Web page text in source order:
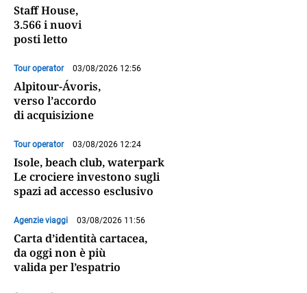
Staff House,
3.566 i nuovi
posti letto
Tour operator 03/08/2026 12:56
Alpitour-Ávoris,
verso l’accordo
di acquisizione
Tour operator 03/08/2026 12:24
Isole, beach club, waterpark
Le crociere investono sugli
spazi ad accesso esclusivo
Agenzie viaggi 03/08/2026 11:56
Carta d’identità cartacea,
da oggi non è più
valida per l’espatrio